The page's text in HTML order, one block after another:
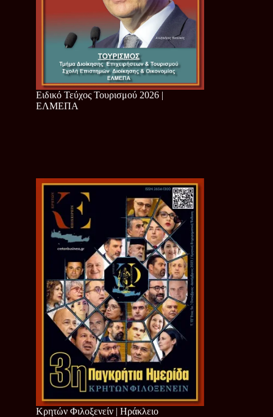
Ειδικό Τεύχος Τουρισμού 2026 |
ΕΛΜΕΠΑ
Κρητών Φιλοξενείν | Ηράκλειο